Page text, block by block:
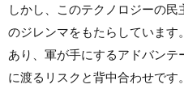
しかし、このテクノロジーの
のジレンマをもたらしていま
あり、軍が手にするアドバン
に渡るリスクと背中合わせです。